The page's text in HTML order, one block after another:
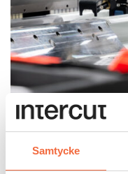
Samtycke